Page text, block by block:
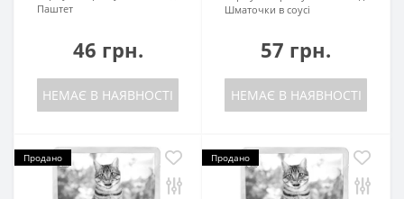
Паштет
46 грн.
НЕМАЄ В НАЯВНОСТІ
Шматочки в соусі
57 грн.
НЕМАЄ В НАЯВНОСТІ
Продано Продано